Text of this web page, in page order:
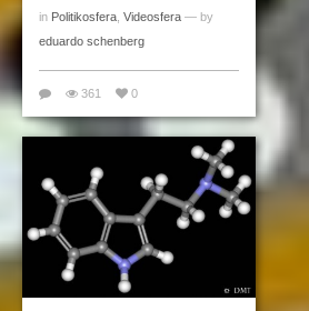
in Politikosfera Videosfera — by
eduardo schenberg
361 0